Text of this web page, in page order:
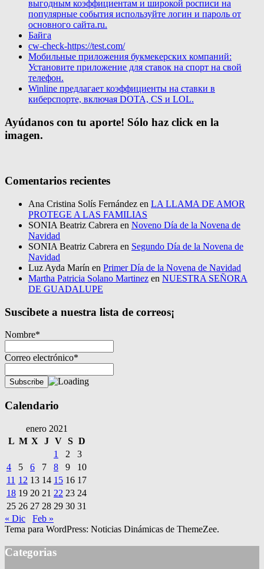
выгодным коэффициентам и широкой росписи на
популярные события используйте логин и пароль от
основного сайта.ru.
Байга
cw-check-https://test.com/
Мобильные приложения букмекерских компаний:
Установите приложение для ставок на спорт на свой
телефон.
Winline предлагает коэффициенты на ставки в
киберспорте, включая DOTA, CS и LOL.
Ayúdanos con tu aporte! Sólo haz click en la
imagen.
Comentarios recientes
Ana Cristina Solís Fernández en LA LLAMA DE AMOR
PROTEGE A LAS FAMILIAS
SONIA Beatriz Cabrera en Noveno Día de la Novena de
Navidad
SONIA Beatriz Cabrera en Segundo Día de la Novena de
Navidad
Luz Ayda Marín en Primer Día de la Novena de Navidad
Martha Patricia Solano Martinez en NUESTRA SEÑORA
DE GUADALUPE
Suscibete a nuestra lista de correos¡
Nombre*
Correo electrónico*
Calendario
enero 2021
L M X J V S D
1
2
3
4
5 6 7 8 9
10
11 12 13 14 15 16 17
18 19 20 21 22 23 24
25 26 27 28 29 30 31
« Dic
Feb »
Tema para WordPress: Noticias Dinámicas de ThemeZee.
Categorias